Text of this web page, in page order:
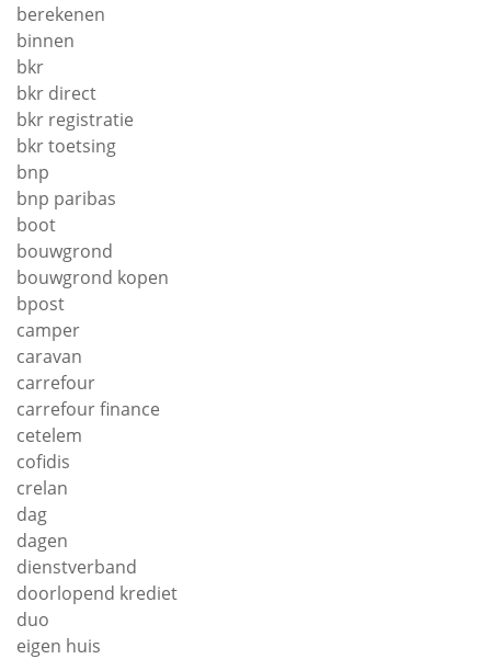
berekenen
binnen
bkr
bkr direct
bkr registratie
bkr toetsing
bnp
bnp paribas
boot
bouwgrond
bouwgrond kopen
bpost
camper
caravan
carrefour
carrefour finance
cetelem
cofidis
crelan
dag
dagen
dienstverband
doorlopend krediet
duo
eigen huis